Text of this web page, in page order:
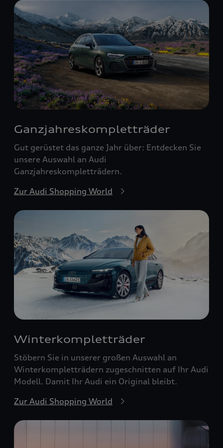
Ganzjahreskomplett­räder
Gut gerüstet das ganze Jahr über: Entdecken Sie
unsere Auswahl an Audi
Ganzjahreskompletträdern.
Zur Audi Shopping World
Winterkompletträder
Stöbern Sie in unserer großen Auswahl an
Winterkompletträdern zugeschnitten auf Ihr Audi
Modell. Damit Ihr Audi ein Original bleibt.
Zur Audi Shopping World